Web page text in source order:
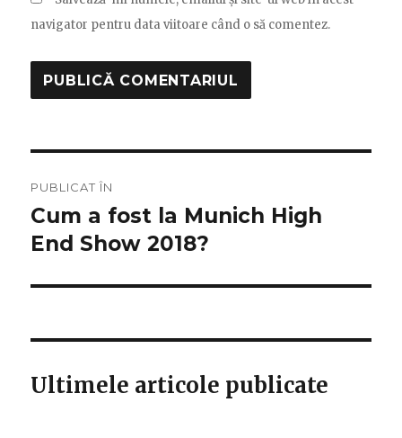
navigator pentru data viitoare când o să comentez.
în
articole
PUBLICAT ÎN
Cum a fost la Munich High
End Show 2018?
Ultimele articole publicate